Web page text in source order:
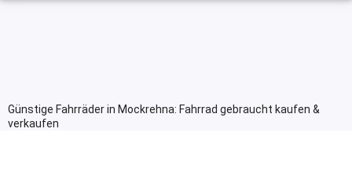
Günstige Fahrräder in Mockrehna: Fahrrad gebraucht kaufen &
verkaufen